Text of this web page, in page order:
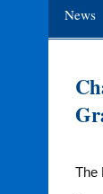
News
The